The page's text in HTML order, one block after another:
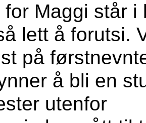
for Maggi står i
lett å forutsi.
på
å bli en
utenfor